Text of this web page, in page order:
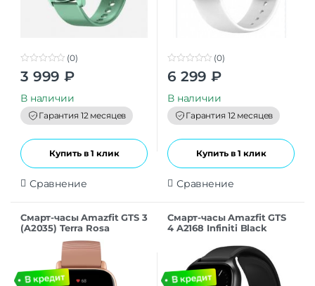
0
o
t
o
f
5
(0)
3 999 ₽
В наличии
Гарантия 12 месяцев
Купить в 1 клик
Сравнение
0
o
t
o
f
5
(0)
6 299 ₽
В наличии
Гарантия 12 месяцев
Купить в 1 клик
Сравнение
Смарт-часы Amazfit GTS 3
(A2035) Terra Rosa
Смарт-часы Amazfit GTS
4 A2168 Infiniti Black